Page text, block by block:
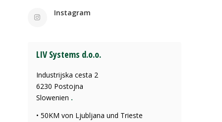
Instagram
LIV Systems d.o.o.
Industrijska cesta 2
6230 Postojna
Slowenien .
• 50KM von Ljubljana und Trieste